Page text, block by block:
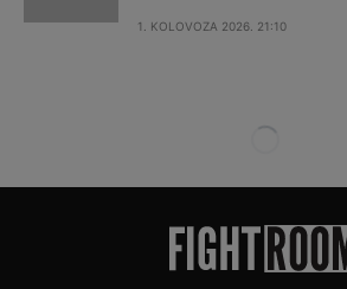
1. KOLOVOZA 2026. 21:10